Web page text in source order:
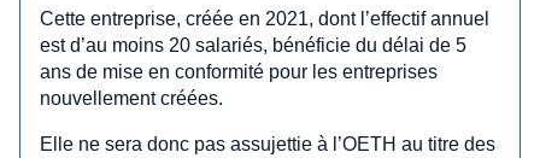
Cette entreprise, créée en 2021, dont l’effectif annuel
est d’au moins 20 salariés, bénéficie du délai de 5
ans de mise en conformité pour les entreprises
nouvellement créées.
Elle ne sera donc pas assujettie à l’OETH au titre des